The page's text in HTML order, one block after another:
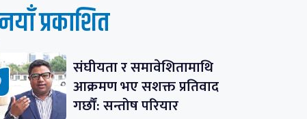
प्रकाशित
संघीयता र समावेशितामाथि
आक्रमण भए सशक्त प्रतिवाद
गर्छौं: सन्तोष परियार